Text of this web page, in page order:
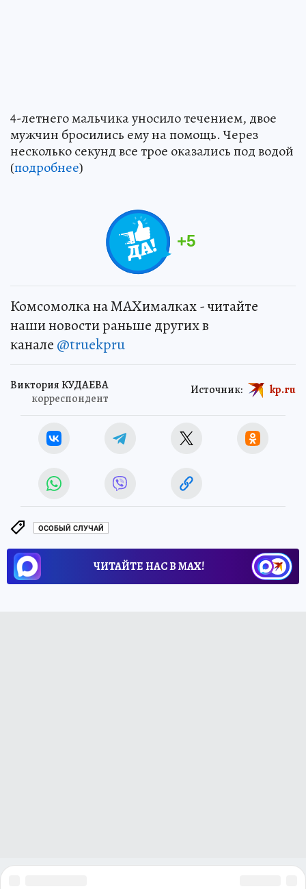
4-летнего мальчика уносило течением, двое
мужчин бросились ему на помощь. Через
несколько секунд все трое оказались под водой
(подробнее)
+5
Комсомолка на MAXималках - читайте
наши новости раньше других в
канале @truekpru
Виктория КУДАЕВА
корреспондент
Источник: kp.ru
ОСОБЫЙ СЛУЧАЙ
ЧИТАЙТЕ НАС В МАХ!